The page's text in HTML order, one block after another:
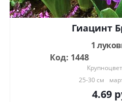
Гиацинт
1
Код: 1448
25-30 см
4.69